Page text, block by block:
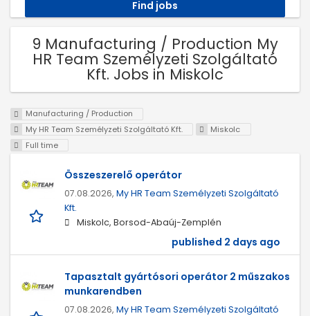
9 Manufacturing / Production My
HR Team Személyzeti Szolgáltató
Kft. Jobs in Miskolc
Manufacturing / Production
My HR Team Személyzeti Szolgáltató Kft.
Miskolc
Full time
Összeszerelő operátor
07.08.2026, My HR Team Személyzeti Szolgáltató
Kft.
Miskolc, Borsod-Abaúj-Zemplén
published 2 days ago
Tapasztalt gyártósori operátor 2 műszakos
munkarendben
07.08.2026, My HR Team Személyzeti Szolgáltató